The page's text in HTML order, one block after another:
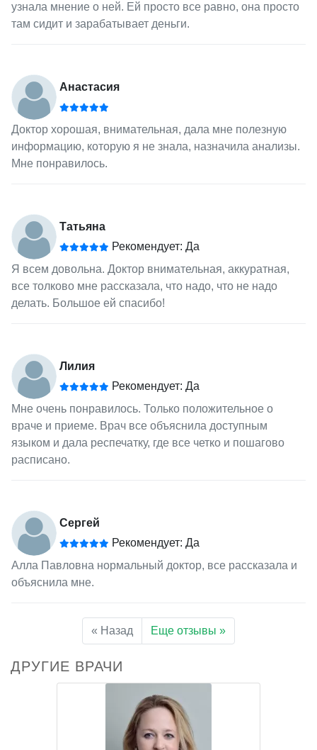
узнала мнение о ней. Ей просто все равно, она просто
там сидит и зарабатывает деньги.
Анастасия
Доктор хорошая, внимательная, дала мне полезную
информацию, которую я не знала, назначила анализы.
Мне понравилось.
Татьяна
Рекомендует: Да
Я всем довольна. Доктор внимательная, аккуратная,
все толково мне рассказала, что надо, что не надо
делать. Большое ей спасибо!
Лилия
Рекомендует: Да
Мне очень понравилось. Только положительное о
враче и приеме. Врач все объяснила доступным
языком и дала респечатку, где все четко и пошагово
расписано.
Сергей
Рекомендует: Да
Алла Павловна нормальный доктор, все рассказала и
объяснила мне.
« Назад Еще отзывы »
ДРУГИЕ ВРАЧИ